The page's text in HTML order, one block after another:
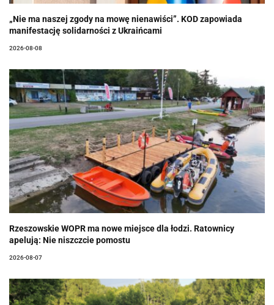
„Nie ma naszej zgody na mowę nienawiści”. KOD zapowiada
manifestację solidarności z Ukraińcami
2026-08-08
Rzeszowskie WOPR ma nowe miejsce dla łodzi. Ratownicy
apelują: Nie niszczcie pomostu
2026-08-07